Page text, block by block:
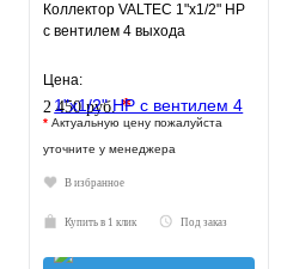
Коллектор VALTEC 1"х1/2" НР
с вентилем 4 выхода
Цена:
2 450 руб.*
* Актуальную цену пожалуйста
уточните у менеджера
В избранное
Купить в 1 клик Под заказ